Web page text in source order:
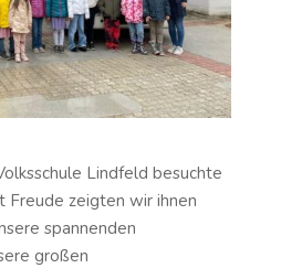
Lindfeld besuchte
Freude zeigten wir ihnen
spannenden
großen